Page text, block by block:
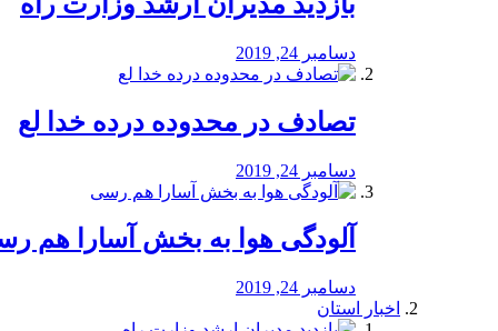
دسامبر 24, 2019
تصادف در محدوده درده خدا لع
دسامبر 24, 2019
آلودگی هوا به بخش آسارا هم
دسامبر 24, 2019
اخبار استان